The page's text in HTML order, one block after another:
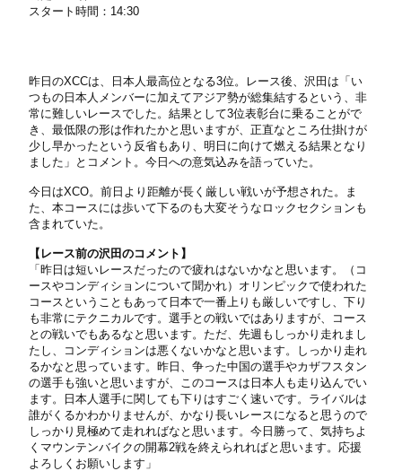
スタート時間：14:30
昨日のXCCは、日本人最高位となる3位。レース後、沢田は「い
つもの日本人メンバーに加えてアジア勢が総集結するという、非
常に難しいレースでした。結果として3位表彰台に乗ることがで
き、最低限の形は作れたかと思いますが、正直なところ仕掛けが
少し早かったという反省もあり、明日に向けて燃える結果となり
ました」とコメント。今日への意気込みを語っていた。
今日はXCO。前日より距離が長く厳しい戦いが予想された。ま
た、本コースには歩いて下るのも大変そうなロックセクションも
含まれていた。
【レース前の沢田のコメント】
「昨日は短いレースだったので疲れはないかなと思います。（コ
ースやコンディションについて聞かれ）オリンピックで使われた
コースということもあって日本で一番上りも厳しいですし、下り
も非常にテクニカルです。選手との戦いではありますが、コース
との戦いでもあるなと思います。ただ、先週もしっかり走れまし
たし、コンディションは悪くないかなと思います。しっかり走れ
るかなと思っています。昨日、争った中国の選手やカザフスタン
の選手も強いと思いますが、このコースは日本人も走り込んでい
ます。日本人選手に関しても下りはすごく速いです。ライバルは
誰がくるかわかりませんが、かなり長いレースになると思うので
しっかり見極めて走れればなと思います。今日勝って、気持ちよ
くマウンテンバイクの開幕2戦を終えられればと思います。応援
よろしくお願いします」